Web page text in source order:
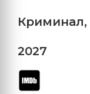
Криминал,
2027